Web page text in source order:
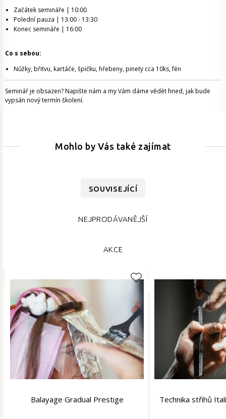
Začátek semináře | 10:00
Polední pauza | 13:00 - 13:30
Konec semináře | 16:00
Co s sebou:
Nůžky, břitvu, kartáče, špičku, hřebeny, pinety cca 10ks, fén
Seminář je obsazen? Napište nám a my Vám dáme vědět hned, jak bude
vypsán nový termín školení.
Mohlo by Vás také zajímat
SOUVISEJÍCÍ
NEJPRODÁVANĚJŠÍ
AKCE
Balayage Gradual Prestige Technika střihů